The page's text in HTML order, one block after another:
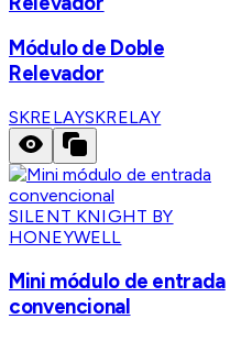
Módulo de Doble
Relevador
SKRELAYSKRELAY
SILENT KNIGHT BY
HONEYWELL
Mini módulo de entrada
convencional